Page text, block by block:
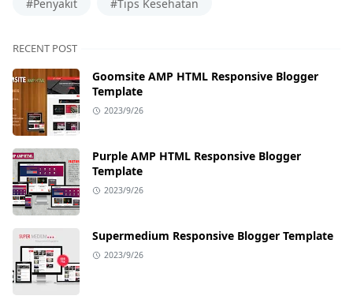
#Penyakit #Tips Kesehatan
RECENT POST
Goomsite AMP HTML Responsive Blogger
Template
2023/9/26
Purple AMP HTML Responsive Blogger
Template
2023/9/26
Supermedium Responsive Blogger Template
2023/9/26